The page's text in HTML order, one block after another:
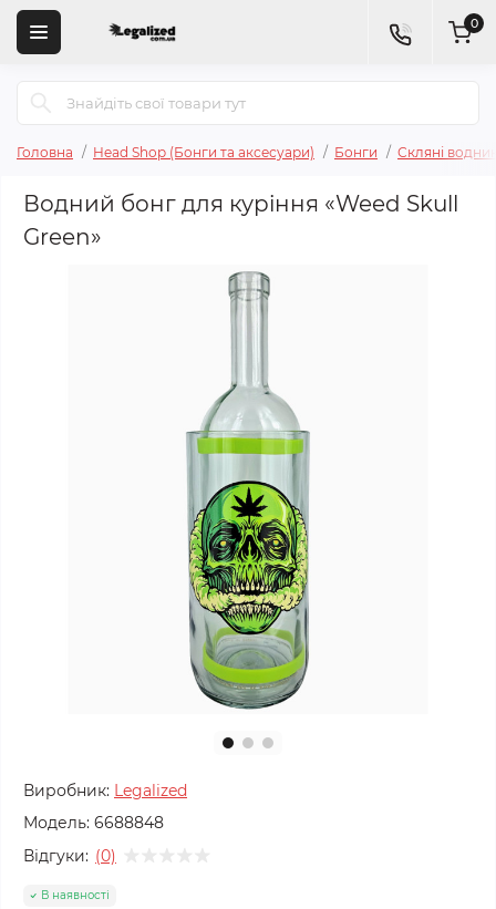
0
Головна Head Shop (Бонги та аксесуари) Бонги Скляні
Водний бонг для куріння «Weed Skull
Green»
Виробник: Legalized
Модель: 6688848
Відгуки: (0)
В наявності